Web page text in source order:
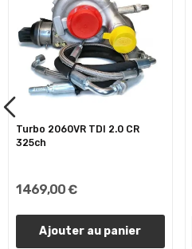
Turbo 2060VR TDI 2.0 CR
325ch
1 469,00 €
Ajouter au panier